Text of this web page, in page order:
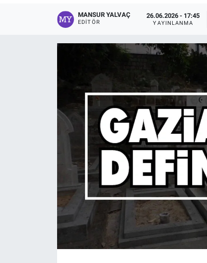
MANSUR YALVAÇ
EDITÖR
26.06.2026 - 17:45
YAYINLANMA